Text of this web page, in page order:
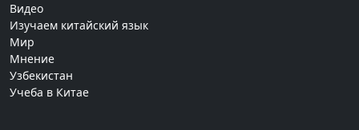
Видео
Изучаем китайский язык
Мир
Мнение
Узбекистан
Учеба в Китае